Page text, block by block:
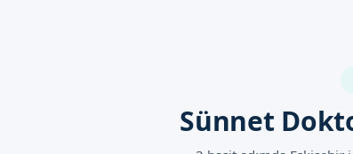
Sünnet doktoru fiyatları, several faktöre bağlı olarak
şekilde belirtmektedir. Randevu formumuzdan bilgi
Sünnet